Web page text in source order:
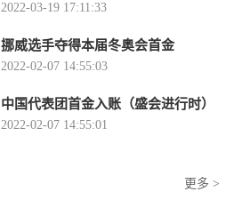
2022-03-19 17:11:33
挪威选手夺得本届冬奥会首金
2022-02-07 14:55:03
中国代表团首金入账（盛会进行时）
2022-02-07 14:55:01
更多 >